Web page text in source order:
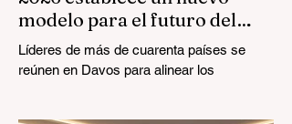
modelo para el futuro del
aprendizaje
Líderes de más de cuarenta países se
reúnen en Davos para alinear los